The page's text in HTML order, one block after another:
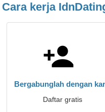
Cara kerja
Bergabunglah dengan
Daftar gratis